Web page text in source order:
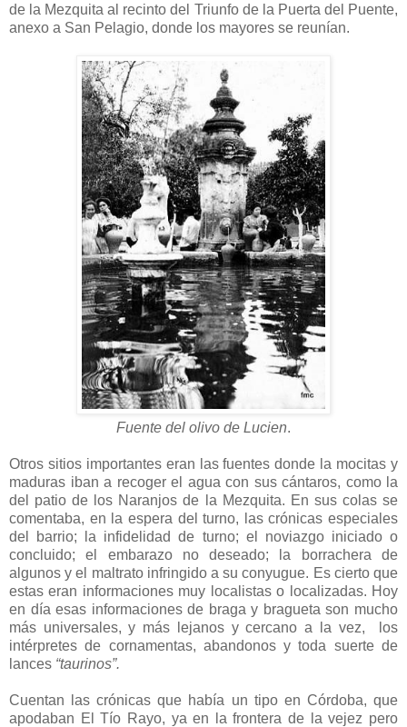
de la Mezquita al recinto del Triunfo de la Puerta del Puente,
anexo a San Pelagio, donde los mayores se reunían.
Fuente del olivo de Lucien.
Otros sitios importantes eran las fuentes donde la mocitas y
maduras iban a recoger el agua con sus cántaros, como la
del patio de los Naranjos de la Mezquita. En sus colas se
comentaba, en la espera del turno, las crónicas especiales
del barrio; la infidelidad de turno; el noviazgo iniciado o
concluido; el embarazo no deseado; la borrachera de
algunos y el maltrato infringido a su conyugue. Es cierto que
estas eran informaciones muy localistas o localizadas. Hoy
en día esas informaciones de braga y bragueta son mucho
más universales, y más lejanos y cercano a la vez, los
intérpretes de cornamentas, abandonos y toda suerte de
lances “taurinos”.
Cuentan las crónicas que había un tipo en Córdoba, que
apodaban El Tío Rayo, ya en la frontera de la vejez pero